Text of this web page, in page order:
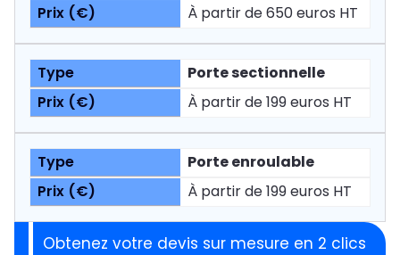
À partir de 650 euros HT
Porte sectionnelle
À partir de 199 euros HT
Porte enroulable
À partir de 199 euros HT
Obtenez votre devis sur mesure en 2 clics